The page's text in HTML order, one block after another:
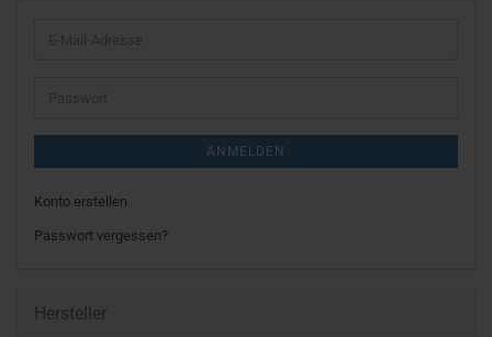
ANMELDEN
Konto erstellen
Passwort vergessen?
Hersteller